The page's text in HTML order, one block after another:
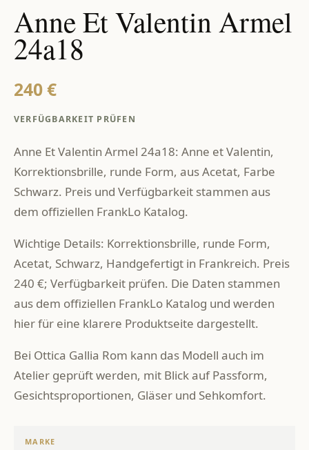
Anne Et Valentin Armel
24a18
240 €
VERFÜGBARKEIT PRÜFEN
Anne Et Valentin Armel 24a18: Anne et Valentin,
Korrektionsbrille, runde Form, aus Acetat, Farbe
Schwarz. Preis und Verfügbarkeit stammen aus
dem offiziellen FrankLo Katalog.
Wichtige Details: Korrektionsbrille, runde Form,
Acetat, Schwarz, Handgefertigt in Frankreich. Preis
240 €; Verfügbarkeit prüfen. Die Daten stammen
aus dem offiziellen FrankLo Katalog und werden
hier für eine klarere Produktseite dargestellt.
Bei Ottica Gallia Rom kann das Modell auch im
Atelier geprüft werden, mit Blick auf Passform,
Gesichtsproportionen, Gläser und Sehkomfort.
MARKE